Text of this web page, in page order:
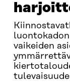
vaikeiden